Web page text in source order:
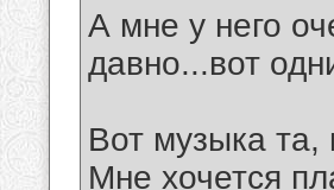
А мне у него
давно...вот
Вот музыка та,
Мне хочется